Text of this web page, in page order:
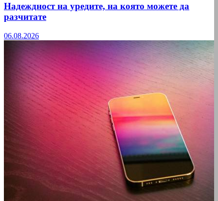
Надеждност на уредите, на която можете да
разчитате
06.08.2026